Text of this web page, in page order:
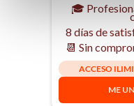
🎓
8 días de
📆 Sin
ACCESO
ME